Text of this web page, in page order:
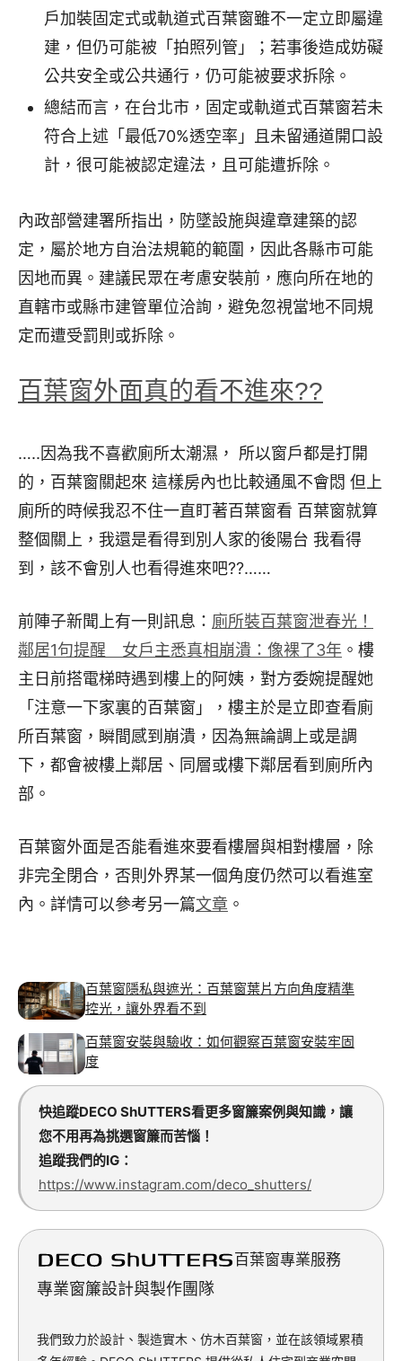
戶加裝固定式或軌道式百葉窗雖不一定立即屬違
建，但仍可能被「拍照列管」；若事後造成妨礙
公共安全或公共通行，仍可能被要求拆除。
總結而言，在台北市，固定或軌道式百葉窗若未
符合上述「最低70%透空率」且未留通道開口設
計，很可能被認定違法，且可能遭拆除。
內政部營建署所指出，防墜設施與違章建築的認
定，屬於地方自治法規範的範圍，因此各縣市可能
因地而異。建議民眾在考慮安裝前，應向所在地的
直轄市或縣市建管單位洽詢，避免忽視當地不同規
定而遭受罰則或拆除。
百葉窗外面真的看不進來??
…..因為我不喜歡廁所太潮濕， 所以窗戶都是打開
的，百葉窗關起來 這樣房內也比較通風不會悶 但上
廁所的時候我忍不住一直盯著百葉窗看 百葉窗就算
整個關上，我還是看得到別人家的後陽台 我看得
到，該不會別人也看得進來吧??……
前陣子新聞上有一則訊息： 廁所裝百葉窗泄春光！
鄰居1句提醒 女戶主悉真相崩潰：像裸了3年 。樓
主日前搭電梯時遇到樓上的阿姨，對方委婉提醒她
「注意一下家裏的百葉窗」，樓主於是立即查看廁
所百葉窗，瞬間感到崩潰，因為無論調上或是調
下，都會被樓上鄰居、同層或樓下鄰居看到廁所內
部。
百葉窗外面是否能看進來要看樓層與相對樓層，除
非完全閉合，否則外界某一個角度仍然可以看進室
內。詳情可以參考另一篇文章 。
百葉窗隱私與遮光：百葉窗葉片方向角度精準
控光，讓外界看不到
百葉窗安裝與驗收：如何觀察百葉窗安裝牢固
度
快追蹤DECO ShUTTERS看更多窗簾案例與知識，讓
您不用再為挑選窗簾而苦惱！
追蹤我們的IG：
https://www.instagram.com/deco_shutters/
百葉窗專業服務
專業窗簾設計與製作團隊
我們致力於設計、製造實木、仿木百葉窗，並在該領域累積